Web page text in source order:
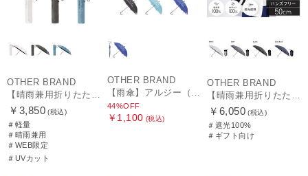
OTHER BRAND
【晴雨兼用折りたたみ日傘】ミズノ（MIZUNO）ワンポイントロゴ 一級遮光99.99% 遮熱 UV99％以上 晴雨兼用 軽量
￥3,850 (税込)
＃軽量
＃晴雨兼用
＃WEB限定
＃UVカット
OTHER BRAND
【雨傘】アルジー（ALGY）ドット 長傘 【公式ムーンバット】 キッズ 子供傘 55cm 58cm 55cmは窓付き
44%OFF
￥1,100 (税込)
OTHER BRAND
【晴雨兼用折りたたみ日傘】ミズノ（MIZUNO）ハンズフリー 遮光100% 遮熱 UV100％ 軽量
￥6,050 (税込)
＃遮光100%
＃ギフト向け